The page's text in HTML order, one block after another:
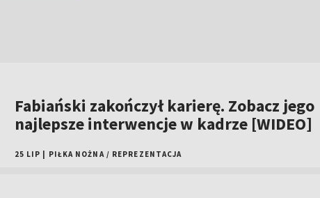
Fabiański zakończył karierę. Zobacz jego
najlepsze interwencje w kadrze [WIDEO]
25 LIP PIŁKA NOŻNA / REPREZENTACJA